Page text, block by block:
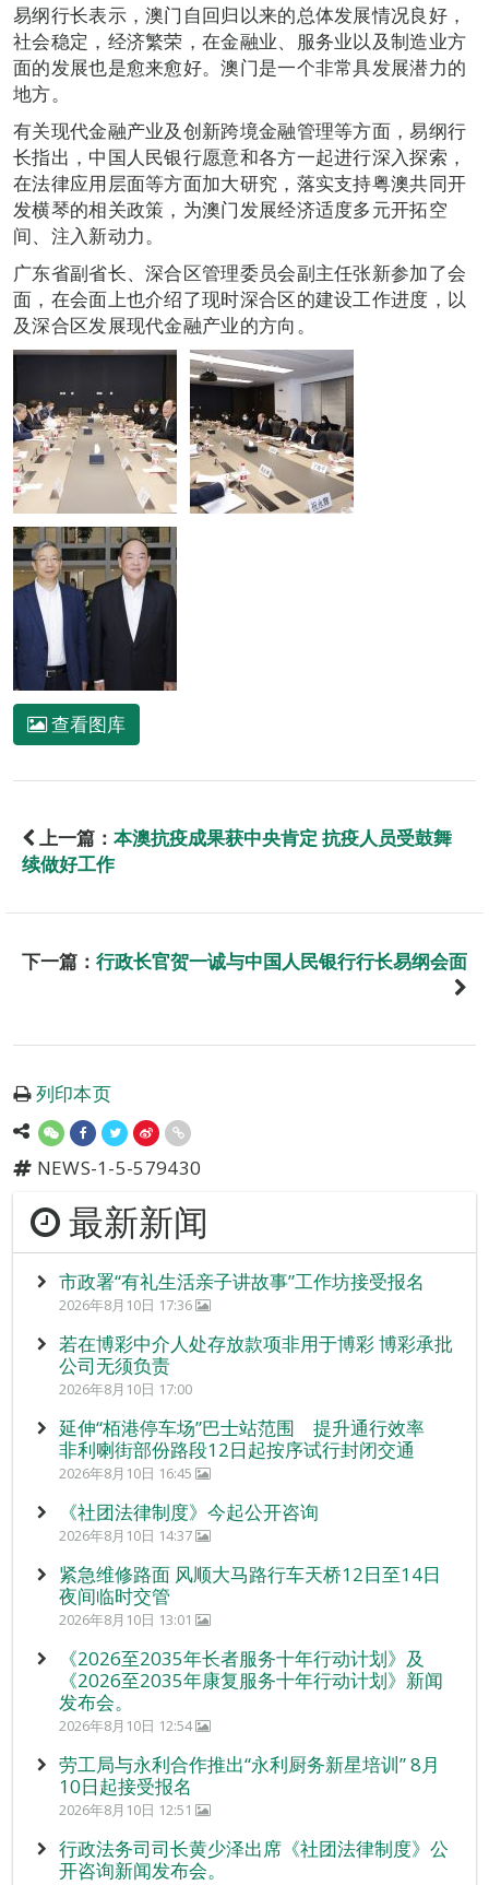
易纲行长表示，澳门自回归以来的总体发展情况良好，
社会稳定，经济繁荣，在金融业、服务业以及制造业方
面的发展也是愈来愈好。澳门是一个非常具发展潜力的
地方。
有关现代金融产业及创新跨境金融管理等方面，易纲行
长指出，中国人民银行愿意和各方一起进行深入探索，
在法律应用层面等方面加大研究，落实支持粤澳共同开
发横琴的相关政策，为澳门发展经济适度多元开拓空
间、注入新动力。
广东省副省长、深合区管理委员会副主任张新参加了会
面，在会面上也介绍了现时深合区的建设工作进度，以
及深合区发展现代金融产业的方向。
查看图库
上一篇： 本澳抗疫成果获中央肯定 抗疫人员受鼓舞
续做好工作
下一篇： 行政长官贺一诚与中国人民银行行长易纲会面
列印本页
NEWS-1-5-579430
最新新闻
市政署“有礼生活亲子讲故事”工作坊接受报名
2026年8月10日 17:36
若在博彩中介人处存放款项非用于博彩 博彩承批
公司无须负责
2026年8月10日 17:00
延伸“栢港停车场”巴士站范围 提升通行效率
非利喇街部份路段12日起按序试行封闭交通
2026年8月10日 16:45
《社团法律制度》今起公开咨询
2026年8月10日 14:37
紧急维修路面 风顺大马路行车天桥12日至14日
夜间临时交管
2026年8月10日 13:01
《2026至2035年长者服务十年行动计划》及
《2026至2035年康复服务十年行动计划》新闻
发布会。
2026年8月10日 12:54
劳工局与永利合作推出“永利厨务新星培训” 8月
10日起接受报名
2026年8月10日 12:51
行政法务司司长黄少泽出席《社团法律制度》公
开咨询新闻发布会。